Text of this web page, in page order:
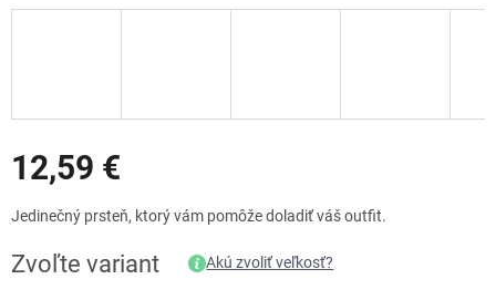
12,59 €
cena:
Jedinečný prsteň, ktorý vám pomôže doladiť váš outfit.
Zvoľte variant Akú zvoliť veľkosť?